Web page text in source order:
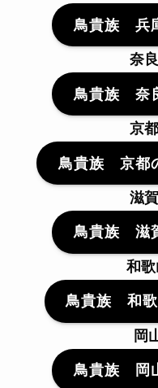
鳥貴族 兵
奈
鳥貴族 奈
京
鳥貴族 京都
滋
鳥貴族 滋
和歌
鳥貴族 和歌
岡
鳥貴族 岡